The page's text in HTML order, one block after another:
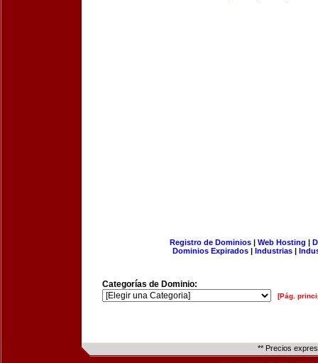
Registro de Dominios| Web Hosting |
Dominios Expirados | Industrias |
Categorías de Dominio:
[Pág.
** Precios